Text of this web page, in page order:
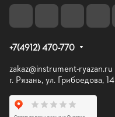
+7(4912) 470-770
zakaz@instrument-ryazan.ru
г. Рязань, ул. Грибоедова, 14